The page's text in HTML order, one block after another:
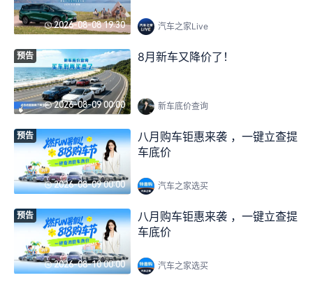
八月购车钜惠来袭 ，一键立查提车底价
星期四 00:00 / 0人关注
八月购车钜惠来袭 ，一键立查提车底价
星期五 00:00 / 0人关注
2026-08-08 19:30 汽车之家Live
预告
2026-08-09 00:00
8月新车又降价了！
新车底价查询
预告
2026-08-09 00:00
八月购车钜惠来袭 ，一键立查提
车底价
汽车之家选买
预告
2026-08-10 00:00
八月购车钜惠来袭 ，一键立查提
车底价
汽车之家选买